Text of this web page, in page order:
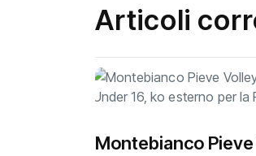
Articoli
Montebianco